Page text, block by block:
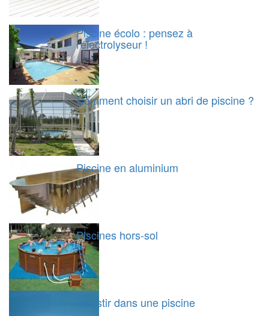
Piscine écolo : pensez à
l'électrolyseur !
Comment choisir un abri de piscine ?
Piscine en aluminium
Piscines hors-sol
Investir dans une piscine